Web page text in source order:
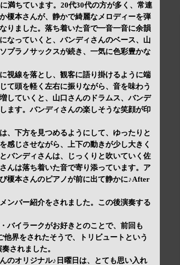
満ちています。20代30代の方が多く、常連
榎本さんが、静かで綺麗なメロディーを弾
りました。落ち着いた音で一音一音に余韻
なっていくと、バンディさんのベース、山
プラノサックスが続き、一気に色彩豊かな
視線を落とし、観客に語り掛けるように端
て頭を軽く左右に振りながら、音を味わう
していくと、山口さんのドラムス、バンデ
ます。バンディさんの楽しそうな笑顔が印
、下方を見つめるようにして、ゆったりと
感じさせながら、上下の動きが少し大きく
バンディさんは、じっくりと吹いていく佐
んは落ち着いた音で寄り添っています。ア
榎本さんのピアノが前に出て静かに♪After
ンバー紹介をされました。この後演奏する
バイラークがお好きとのことで、前回も
界をされたそうで、トリビュートという
されました。
のオリジナル♪日曜日は、とても思い入れ